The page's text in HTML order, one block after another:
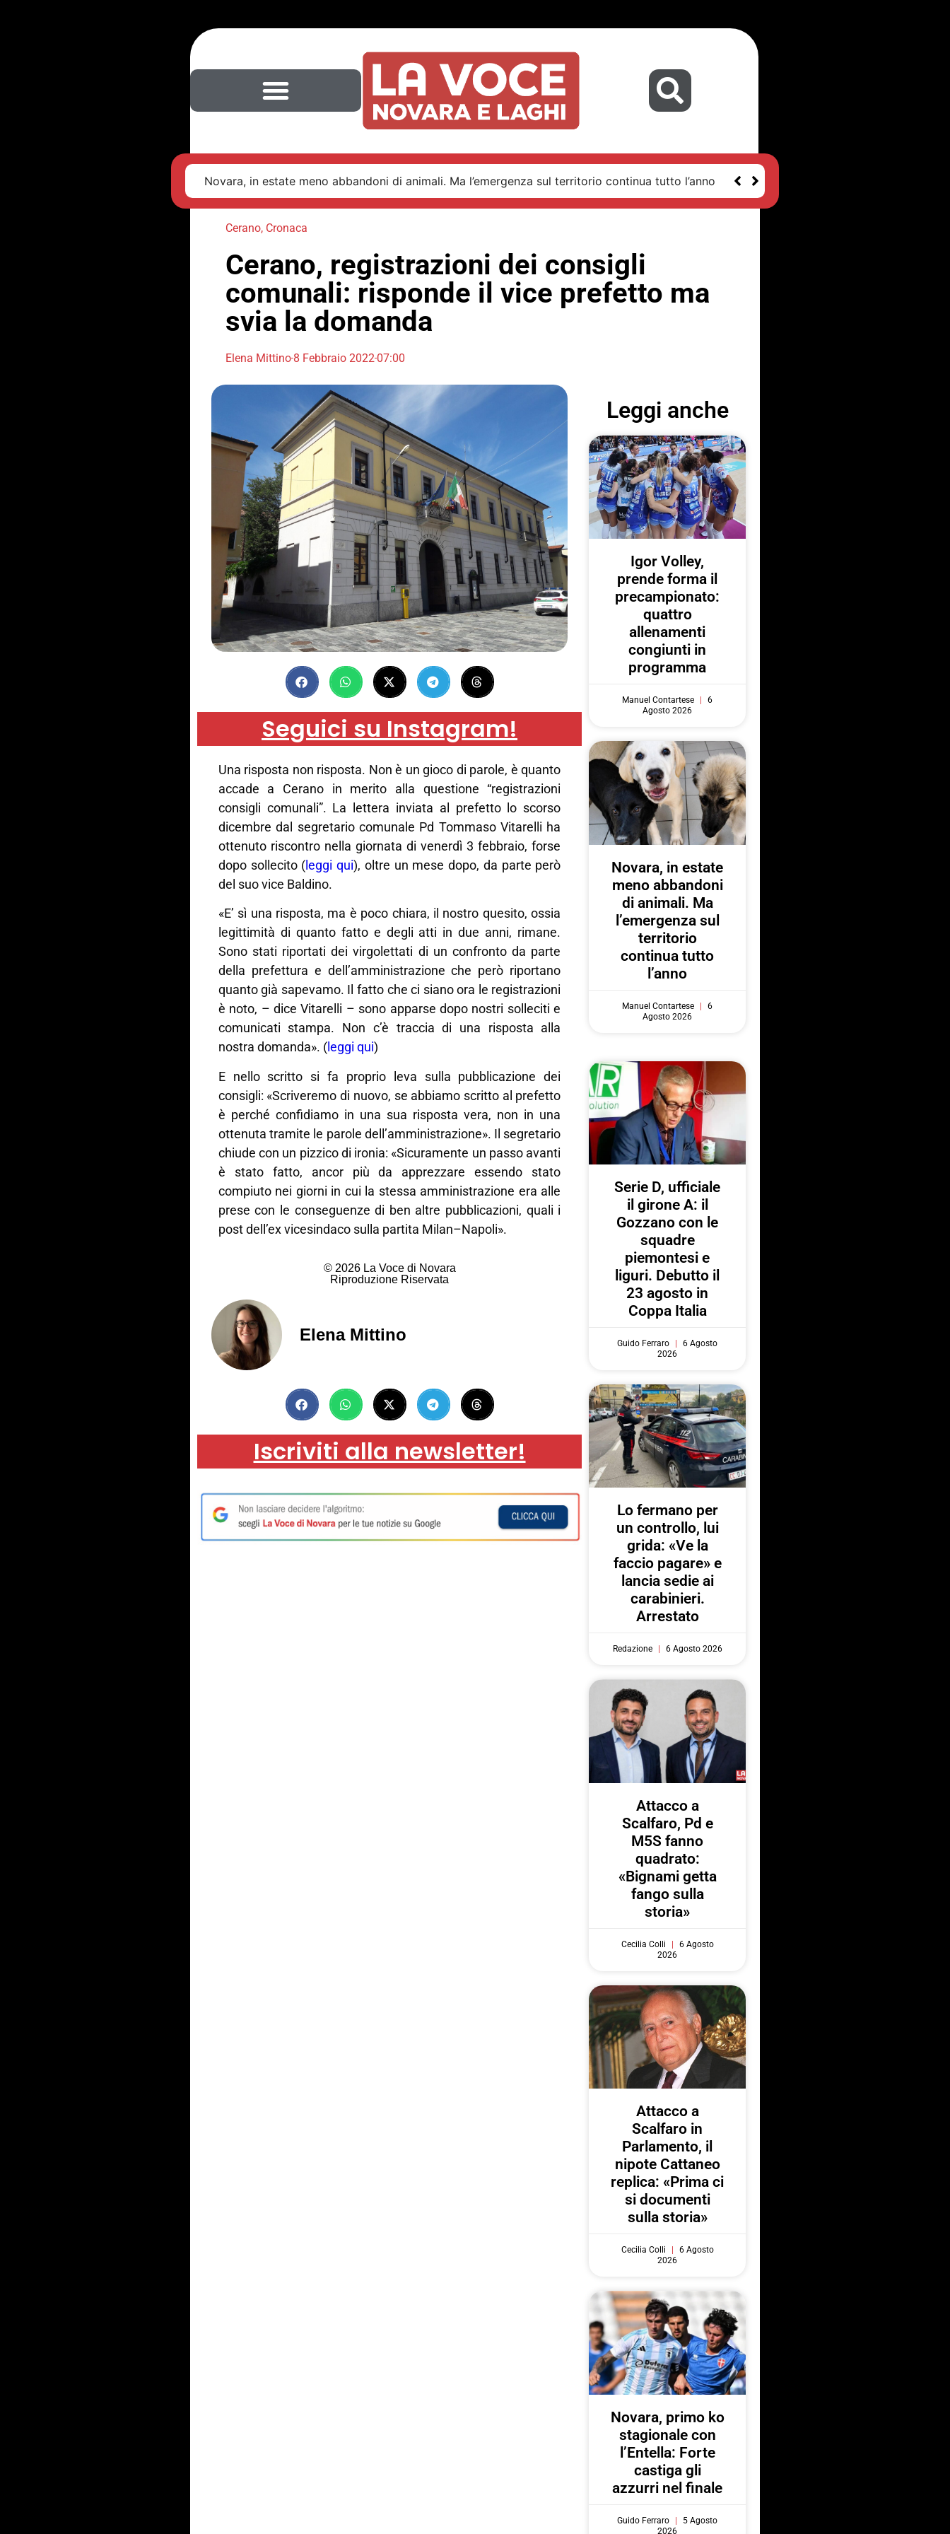
Novara, in estate meno abbandoni di animali. Ma l’emergenza sul territorio continua tutto l’anno
Cerano, Cronaca
Cerano, registrazioni dei consigli
comunali: risponde il vice prefetto ma
svia la domanda
Elena Mittino8 Febbraio 202207:00
Seguici su Instagram!
Una risposta non risposta. Non è un gioco di parole, è quanto
accade a Cerano in merito alla questione “registrazioni
consigli comunali”. La lettera inviata al prefetto lo scorso
dicembre dal segretario comunale Pd Tommaso Vitarelli ha
ottenuto riscontro nella giornata di venerdì 3 febbraio, forse
dopo sollecito (leggi qui), oltre un mese dopo, da parte però
del suo vice Baldino.
«E’ sì una risposta, ma è poco chiara, il nostro quesito, ossia
legittimità di quanto fatto e degli atti in due anni, rimane.
Sono stati riportati dei virgolettati di un confronto da parte
della prefettura e dell’amministrazione che però riportano
quanto già sapevamo. Il fatto che ci siano ora le registrazioni
è noto, – dice Vitarelli – sono apparse dopo nostri solleciti e
comunicati stampa. Non c’è traccia di una risposta alla
nostra domanda». (leggi qui)
E nello scritto si fa proprio leva sulla pubblicazione dei
consigli: «Scriveremo di nuovo, se abbiamo scritto al prefetto
è perché confidiamo in una sua risposta vera, non in una
ottenuta tramite le parole dell’amministrazione». Il segretario
chiude con un pizzico di ironia: «Sicuramente un passo avanti
è stato fatto, ancor più da apprezzare essendo stato
compiuto nei giorni in cui la stessa amministrazione era alle
prese con le conseguenze di ben altre pubblicazioni, quali i
post dell’ex vicesindaco sulla partita Milan–Napoli».
© 2026 La Voce di Novara
Riproduzione Riservata
Elena Mittino
Iscriviti alla newsletter!
Leggi anche
Igor Volley,
prende forma il
precampionato:
quattro
allenamenti
congiunti in
programma
Manuel Contartese
6
Agosto 2026
Novara, in estate
meno abbandoni
di animali. Ma
l’emergenza sul
territorio
continua tutto
l’anno
Manuel Contartese
6
Agosto 2026
Serie D, ufficiale
il girone A: il
Gozzano con le
squadre
piemontesi e
liguri. Debutto il
23 agosto in
Coppa Italia
Guido Ferraro
6 Agosto
2026
Lo fermano per
un controllo, lui
grida: «Ve la
faccio pagare» e
lancia sedie ai
carabinieri.
Arrestato
Redazione 6 Agosto 2026
Attacco a
Scalfaro, Pd e
M5S fanno
quadrato:
«Bignami getta
fango sulla
storia»
Cecilia Colli
6 Agosto
2026
Attacco a
Scalfaro in
Parlamento, il
nipote Cattaneo
replica: «Prima ci
si documenti
sulla storia»
Cecilia Colli
6 Agosto
2026
Novara, primo ko
stagionale con
l’Entella: Forte
castiga gli
azzurri nel finale
Guido Ferraro
5 Agosto
2026